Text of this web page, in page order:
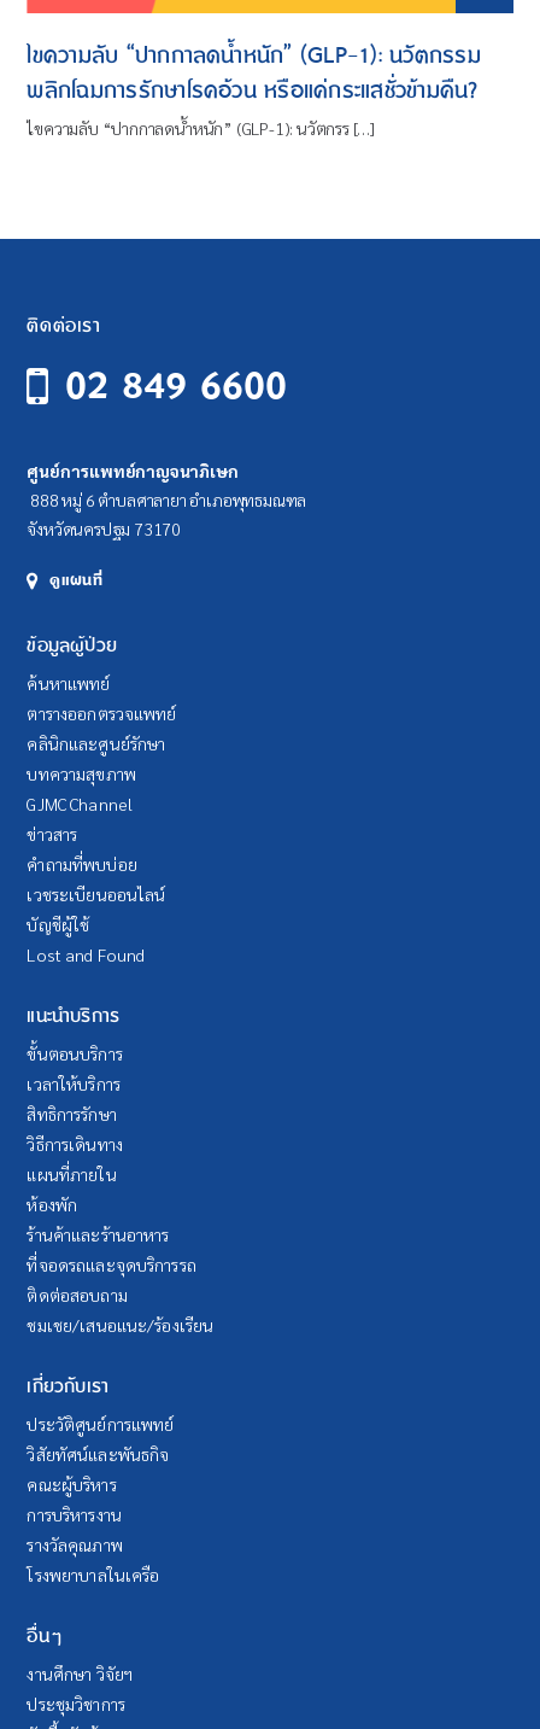
ไขความลับ “ปากกาลดน้ำหนัก” (GLP-1): นวัตกรรม
พลิกโฉมการรักษาโรคอ้วน หรือแค่กระแสชั่วข้ามคืน?
ไขความลับ “ปากกาลดน้ำหนัก” (GLP-1): นวัตกรร […]
ติดต่อเรา
02 849 6600
ศูนย์การแพทย์กาญจนาภิเษก
888 หมู่ 6 ตำบลศาลายา อำเภอพุทธมณฑล
จังหวัดนครปฐม 73170
ดูแผนที่
ข้อมูลผู้ป่วย
ค้นหาแพทย์
ตารางออกตรวจแพทย์
คลินิกและศูนย์รักษา
บทความสุขภาพ
GJMC Channel
ข่าวสาร
คำถามที่พบบ่อย
เวชระเบียนออนไลน์
บัญชีผู้ใช้
Lost and Found
แนะนำบริการ
ขั้นตอนบริการ
เวลาให้บริการ
สิทธิการรักษา
วิธีการเดินทาง
แผนที่ภายใน
ห้องพัก
ร้านค้าและร้านอาหาร
ที่จอดรถและจุดบริการรถ
ติดต่อสอบถาม
ชมเชย/เสนอแนะ/ร้องเรียน
เกี่ยวกับเรา
ประวัติศูนย์การแพทย์
วิสัยทัศน์และพันธกิจ
คณะผู้บริหาร
การบริหารงาน
รางวัลคุณภาพ
โรงพยาบาลในเครือ
อื่นๆ
งานศึกษา วิจัยฯ
ประชุมวิชาการ